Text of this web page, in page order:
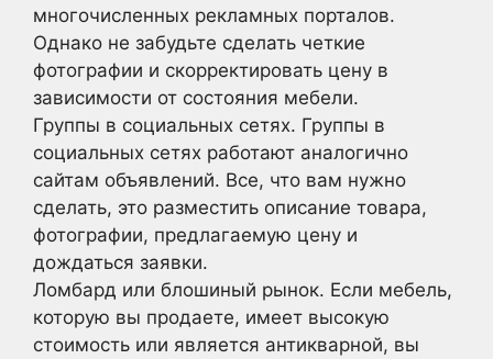
многочисленных рекламных порталов.
Однако не забудьте сделать четкие
фотографии и скорректировать цену в
зависимости от состояния мебели.
Группы в социальных сетях. Группы в
социальных сетях работают аналогично
сайтам объявлений. Все, что вам нужно
сделать, это разместить описание товара,
фотографии, предлагаемую цену и
дождаться заявки.
Ломбард или блошиный рынок. Если мебель,
которую вы продаете, имеет высокую
стоимость или является антикварной, вы